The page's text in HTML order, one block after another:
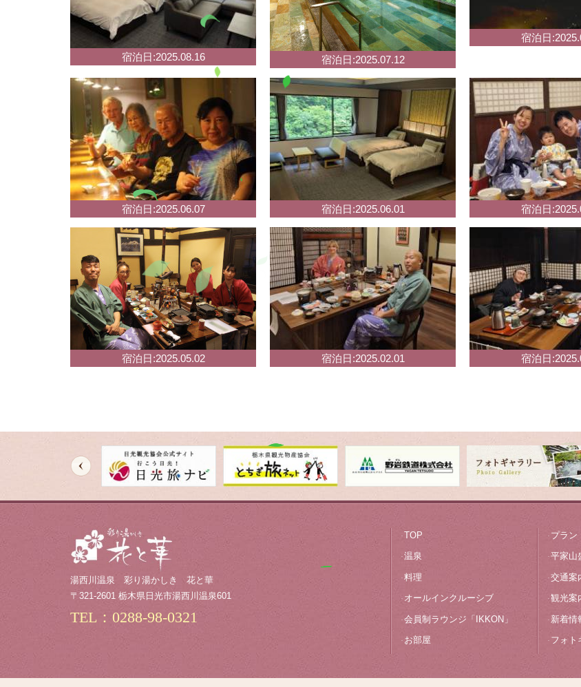
宿泊日:2025.08.16 宿泊日:2025.07.12
宿泊日
宿泊日:2025.06.07 宿泊日:2025.06.01 宿泊日
宿泊日:2025.05.02 宿泊日:2025.02.01 宿泊日
湯西川温泉 彩り湯かしき 花と華
〒321-2601 栃木県日光市湯西川温泉601
TEL：0288-98-0321
TOP
温泉
料理
オールインクルーシブ
会員制ラウンジ「IKKON」
お部屋
プラン
平家山
交通案
観光案
新着情
フォト
HOME お部屋
イベント
新着情報 フォトギャラリー
栃木地酒処
湯西川温泉とは お問い合わせ
よくあるご質問 プラン・ご予約